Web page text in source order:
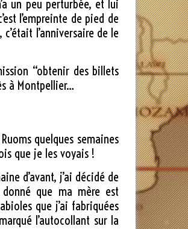
un peu perturbée, et lui
l’empreinte de pied de
l’anniversaire de le
“obtenir des billets
à Montpellier…
quelques semaines
que je les voyais !
d’avant, j’ai décidé de
que ma mère est
que j’ai fabriquées
l’autocollant sur la